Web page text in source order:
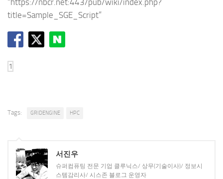
title=Sample_SGE_Script”
Tags: GRIDENGINE HPC
서진우
슈퍼컴퓨팅 전문 기업 클루닉스/ 상무(기술이사)/ 정보시
스템감리사/ 시스존 블로그 운영자